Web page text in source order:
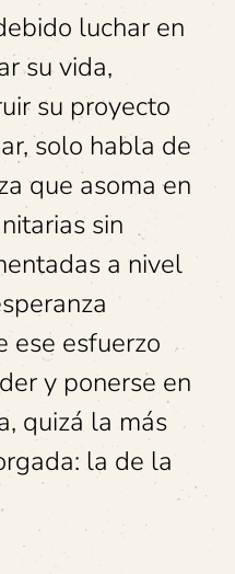
luchar en
su vida,
su proyecto
solo habla de
que asoma en
sin
a nivel
ese esfuerzo
y ponerse en
quizá la más
la de la